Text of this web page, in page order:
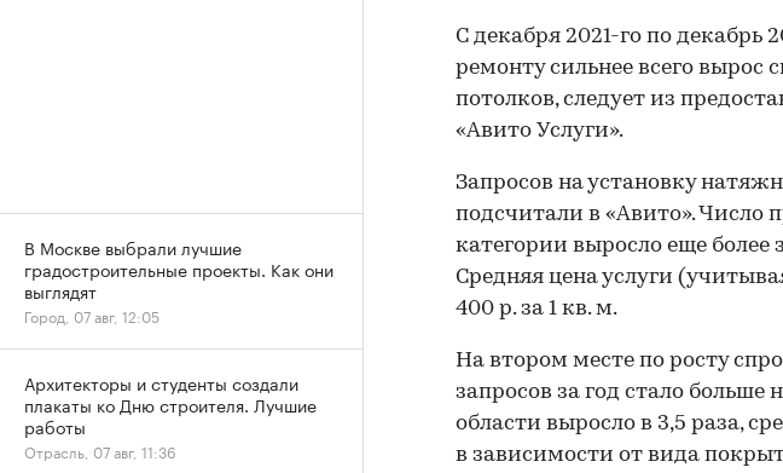
С декабря 2021-го по декабрь
ремонту сильнее всего вырос
потолков, следует из
«Авито Услуги».
Запросов на установку
подсчитали в «Авито». Число
категории выросло еще более
Средняя цена услуги
400 р. за 1 кв. м.
На втором месте по росту
запросов за год стало больше
области выросло в 3,5 раза,
в зависимости от вида
В Москве выбрали лучшие
градостроительные проекты. Как они
выглядят
Город, 07 авг, 12:05
Архитекторы и студенты создали
плакаты ко Дню строителя. Лучшие
работы
Отрасль, 07 авг, 11:36